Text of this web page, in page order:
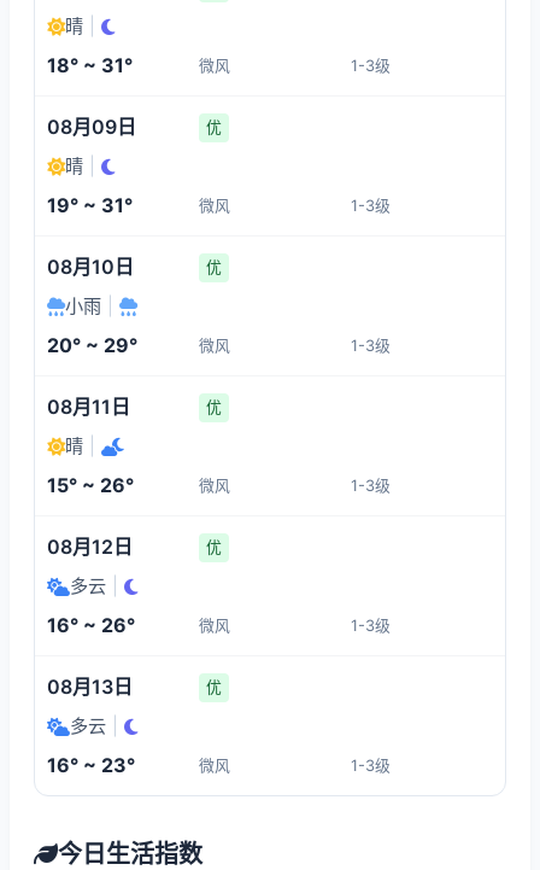
30°
1-3 1-3
22:00
24°
23:00
1-3
晴
18° ~ 31° 微风 1-3级
08月09日 优
晴
19° ~ 31° 微风 1-3级
08月10日 优
小雨
20° ~ 29° 微风 1-3级
08月11日 优
晴
15° ~ 26° 微风 1-3级
08月12日 优
多云
16° ~ 26° 微风 1-3级
08月13日 优
多云
16° ~ 23° 微风 1-3级
今日生活指数